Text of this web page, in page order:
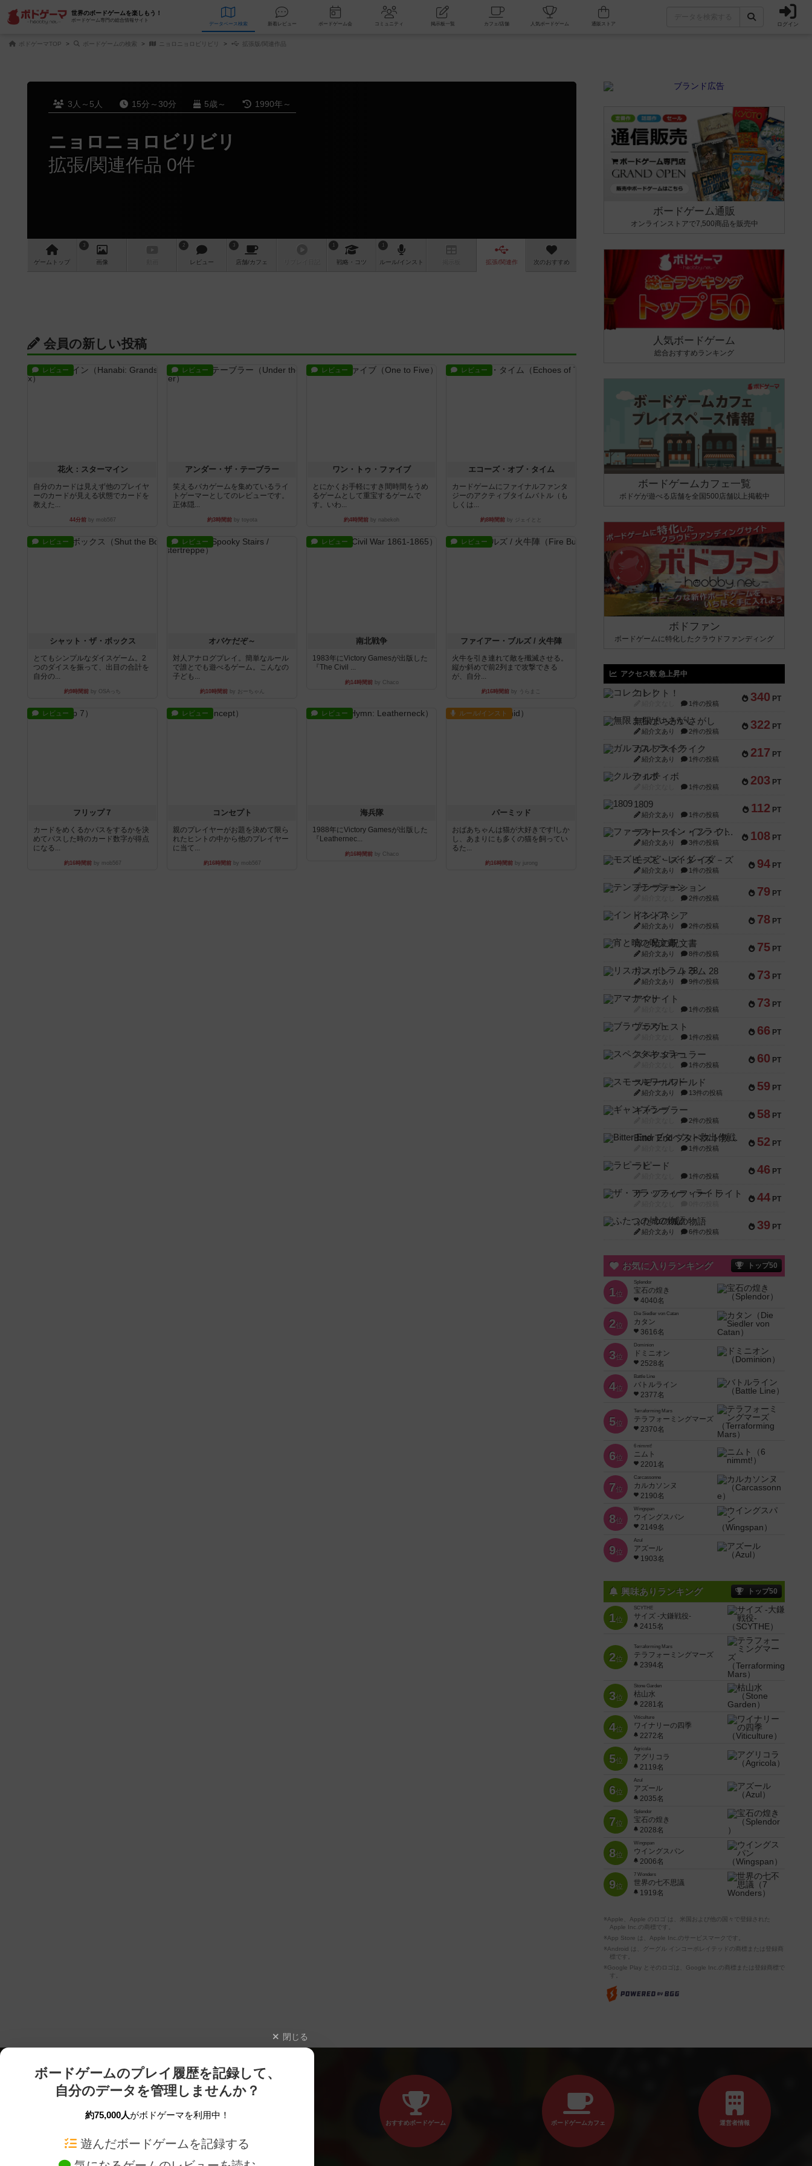
世界のボードゲームを楽しもう！
ボードゲーム専門の総合情報サイト
データベース 検索 新着レビュー ボードゲーム会 コミュニティ 掲示板一覧 カフェ/店舗 人気ボードゲーム ログイン
ボドゲーマTOP ボードゲームの検索 ニョロニョロビリビリ 拡張版/関連作品
3人～5人 15分～30分 5歳～ 1990年～
ニョロニョロビリビリ
拡張/関連作品 0件
ゲーム トップ
3
画像
2
レビュー
3
店舗/カフェ
1
戦略 ・コツ
1
ルール/インスト 拡張/関連作 次のおすすめ
会員の新しい投稿
レビュー
花火：スターマイン
自分のカードは見えず他のプレイヤ
ーのカードが見える状態でカードを
教えた...
44分前by mob567
レビュー
アンダー・ザ・テーブラー
笑えるバカゲームを集めているライ
トゲーマーとしてのレビューです。
正体隠...
約3時間前by toyota
レビュー
ワン・トゥ・ファイブ
とにかくお手軽にすき間時間をうめ
るゲームとして重宝するゲームで
す。いわ...
約4時間前 by nabekoh
レビュー
エコーズ・オブ・タイム
カードゲームにファイナルファンタ
ジーのアクティブタイムバトル（も
しくは...
約8時間前 by ジェイとと
レビュー
シャット・ザ・ボックス
とてもシンプルなダイスゲーム。2
つのダイスを振って、出目の合計を
自分の...
約9時間前 by OSAっち
レビュー
オバケだぞ～
対人アナログプレイ。簡単なルール
で誰とでも遊べるゲーム。こんなの
子ども...
約10時間前by おーちゃん
レビュー
南北戦争
1983年にVictory Gamesが出版した
『The Civil ...
約14時間前by Chaco
レビュー
ファイアー・ブルズ / 火牛陣
火牛を引き連れて敵を殲滅させる。
縦か斜めで前2列まで攻撃できる
が、自分...
約16時間前 by うらまこ
レビュー
フリップ７
カードをめくるかパスをするかを決
めてパスした時のカード数字が得点
になる...
約16時間前by mob567
レビュー
コンセプト
親のプレイヤーがお題を決めて限ら
れたヒントの中から他のプレイヤー
に当て...
約16時間前by mob567
レビュー
海兵隊
1988年にVictory Gamesが出版した
『Leathernec...
約16時間前by Chaco
ルール/インスト
パーミッド
おばあちゃんは猫が大好きです!しか
し、あまりにも多くの猫を飼ってい
るた...
約16時間前by jurong
ボードゲーム通販
オンラインストアで7,500商品を販売中
人気ボードゲーム
総合おすすめランキング
ボードゲームカフェ一覧
ボドゲが遊べる店舗を全国500店舗以上掲載中
ボドファン
ボードゲームに特化したクラウドファンディング
アクセス数 急上昇中
340 PT
コレクト！
1件の投稿
322 PT
無限まちがいさがし
紹介文あり 2件の投稿
217 PT
ガルフストライク
紹介文あり 1件の投稿
203 PT
クルティボ
1件の投稿
112 PT
1809
紹介文あり 1件の投稿
108 PT
ファースト・イン・フライト
紹介文あり 3件の投稿
94 PT
モズビ－ズ・レイダ－ズ
紹介文あり 1件の投稿
79 PT
テンプテーション
2件の投稿
78 PT
インドネシア
紹介文あり 2件の投稿
75 PT
宵と暁の呪文書
紹介文あり 8件の投稿
73 PT
リスボン・トラム 28
紹介文あり 9件の投稿
73 PT
アマナイト
1件の投稿
66 PT
ブラヴェスト
1件の投稿
60 PT
スペクタキュラー
1件の投稿
59 PT
スモールワールド
紹介文あり 13件の投稿
58 PT
ギャンブラー
2件の投稿
52 PT
Bitter End ブタペスト救出作戦
1件の投稿
46 PT
ラピード
1件の投稿
44 PT
ザ・フラッフィー・ライト
39 PT
ふたつの城の物語
紹介文あり 6件の投稿
お気に入りランキング トップ50
1位
Splendor
宝石の煌き
4040名
2位
Die Siedler von Catan
カタン
3616名
3位
Dominion
ドミニオン
2528名
4位
Battle Line
バトルライン
2377名
5位
Terraforming Mars
テラフォーミングマーズ
2370名
6位
6 nimmt!
ニムト
2201名
7位
Carcassonne
カルカソンヌ
2190名
8位
Wingspan
ウイングスパン
2149名
9位
Azul
アズール
1903名
興味ありランキング トップ50
1位
SCYTHE
サイズ -大鎌戦役-
2415名
2位
Terraforming Mars
テラフォーミングマーズ
2394名
3位
Stone Garden
枯山水
2281名
4位
Viticulture
ワイナリーの四季
2272名
5位
Agricola
アグリコラ
2119名
6位
Azul
アズール
2035名
7位
Splendor
宝石の煌き
2028名
8位
Wingspan
ウイングスパン
2006名
9位
7 Wonders
世界の七不思議
1919名
※Apple、Apple のロゴ は、米国および他の国々で登録された
Apple Inc.の商標です。
※App Store は、Apple Inc.のサービスマークです。
※Android は、グーグル インコーポレイテッドの商標または登録商
標です。
※Google Play とそのロゴは、Google Inc.の商標または登録商標で
す。
閉じる
ボードゲームのプレイ履歴を記録して、
自分のデータを管理しませんか？
約75,000人がボドゲーマを利用中！
遊んだボードゲームを記録する
おすすめボードゲーム ボードゲームカフェ 運営者情報